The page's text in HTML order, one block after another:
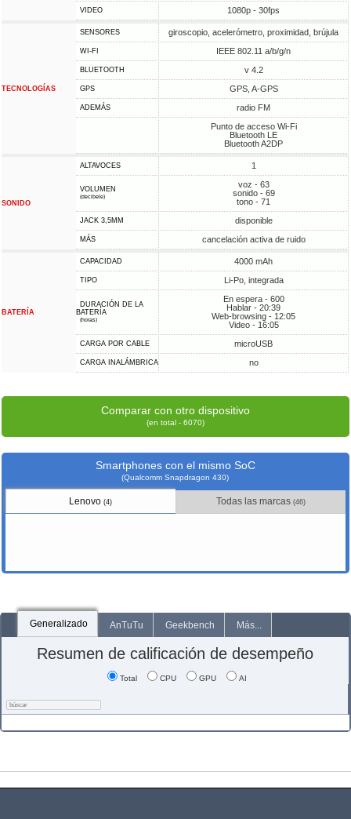
VIDEO 1080p - 30fps
TECNOLOGÍAS
SENSORES giroscopio, acelerómetro, proximidad, brújula
WI-FI IEEE 802.11 a/b/g/n
BLUETOOTH v 4.2
GPS GPS, A-GPS
ADEMÁS
radio FM
Punto de acceso Wi-Fi
Bluetooth LE
Bluetooth A2DP
SONIDO
ALTAVOCES 1
VOLUMEN
(decibele)
voz - 63
sonido - 69
tono - 71
JACK 3,5MM disponible
MÁS cancelación activa de ruido
BATERÍA
CAPACIDAD 4000 mAh
TIPO Li-Po, integrada
DURACIÓN DE LA
BATERÍA
(horas)
En espera - 600
Hablar - 20:39
Web-browsing - 12:05
Video - 16:05
CARGA POR CABLE microUSB
CARGA INALÁMBRICA no
Comparar con otro dispositivo
(en total - 6070)
Smartphones con el mismo SoC
(Qualcomm Snapdragon 430)
Lenovo(4) Todas las marcas (46)
Generalizado AnTuTu Geekbench Más...
Resumen de calificación de desempeño
Total CPU GPU AI